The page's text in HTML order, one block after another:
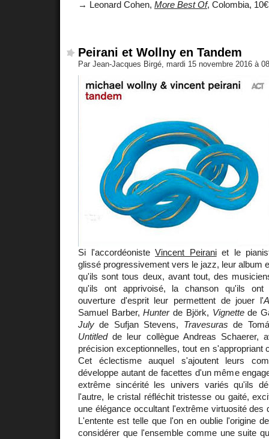
→ Leonard Cohen, More Best Of, Colombia, 10€
Peirani et Wollny en Tandem
Par Jean-Jacques Birgé, mardi 15 novembre 2016 à
Si l'accordéonisteVincent Peiraniet le
glissé progressivement vers le jazz, leur album
qu'ils sont tous deux, avant tout, des
qu'ils ont apprivoisé, la chanson qu'ils ont
ouverture d'esprit leur permettent de jouer l'
Samuel Barber,Hunterde Björk, Vignettede
July de Sufjan Stevens, Travesuras de
Untitledde leur collègue Andreas Schaerer,
précision exceptionnelles, tout en s'appropriant
Cet éclectisme auquel s'ajoutent leurs
développe autant de facettes d'un même
extrême sincérité les univers variés qu'ils
l'autre, le cristal réfléchit tristesse ou gaité,
une élégance occultant l'extrême virtuosité des
L'entente est telle que l'on en oublie l'origine
considérer que l'ensemble comme une suite